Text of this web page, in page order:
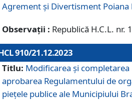
Agrement și Divertisment Poiana
Observații : Republică H.C.L. nr.
910/21.12.2023
Titlu: Modificarea și
aprobarea Regulamentului de
piețele publice ale Municipiului